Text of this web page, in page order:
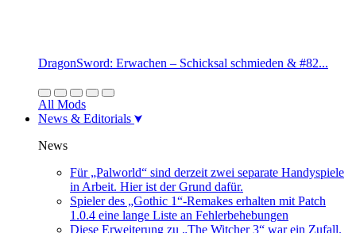
DragonSword: Erwachen – Schicksal schmieden & #82...
All Mods
News & Editorials
News
Für „Palworld“ sind derzeit zwei separate Handyspiele
in Arbeit. Hier ist der Grund dafür.
Spieler des „Gothic 1“-Remakes erhalten mit Patch
1.0.4 eine lange Liste an Fehlerbehebungen
Diese Erweiterung zu „The Witcher 3“ war ein Zufall.